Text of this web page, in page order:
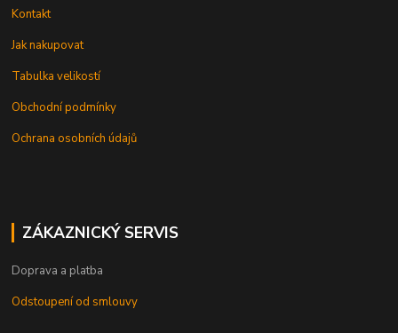
Kontakt
Jak nakupovat
Tabulka velikostí
Obchodní podmínky
Ochrana osobních údajů
ZÁKAZNICKÝ SERVIS
Doprava a platba
Odstoupení od smlouvy